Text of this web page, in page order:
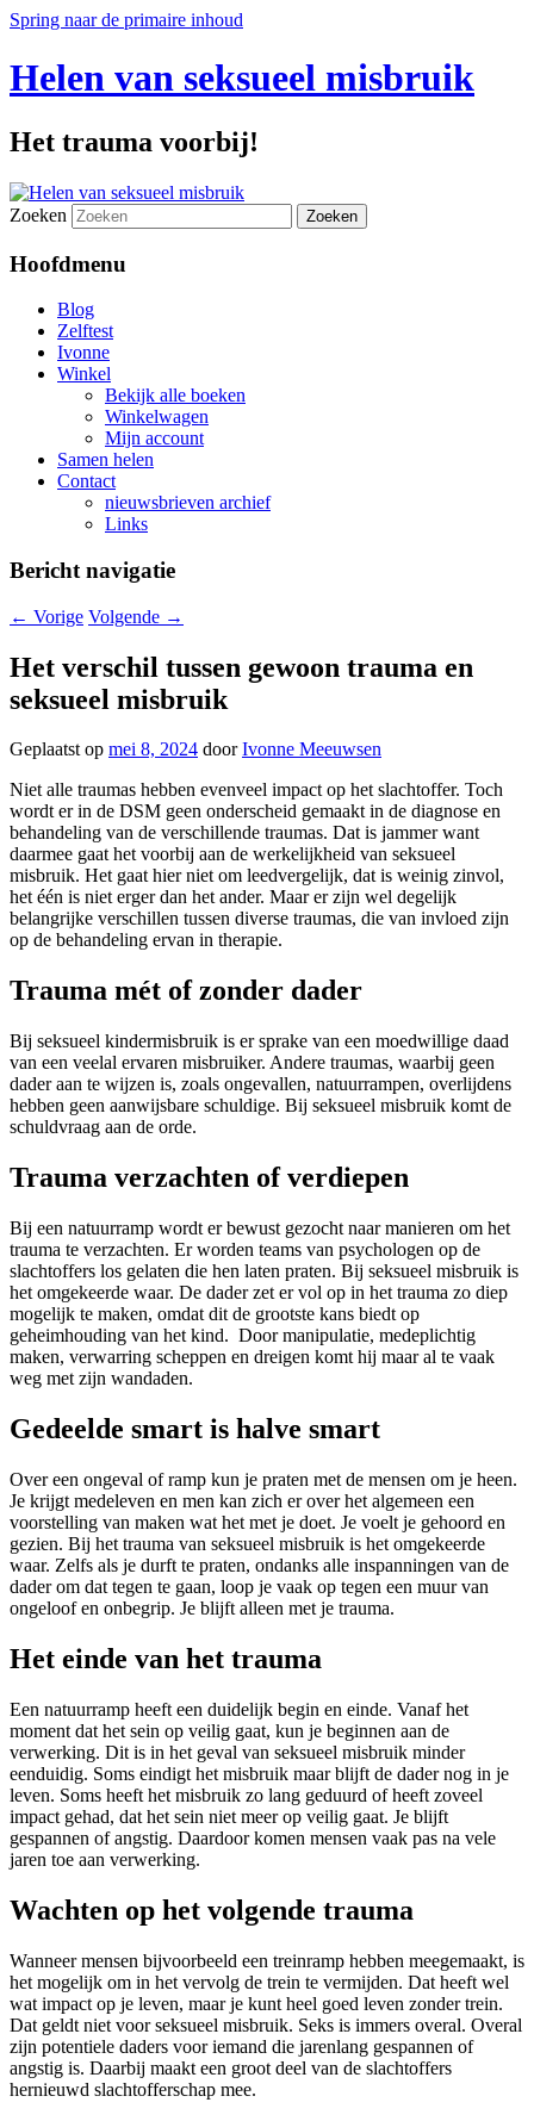
Spring naar de primaire inhoud
Helen van seksueel misbruik
Het trauma voorbij!
Zoeken
Hoofdmenu
Blog
Zelftest
Ivonne
Winkel
Bekijk alle boeken
Winkelwagen
Mijn account
Samen helen
Contact
nieuwsbrieven archief
Links
Bericht navigatie
← Vorige Volgende →
Het verschil tussen gewoon trauma en
seksueel misbruik
Geplaatst op mei 8, 2024 doorIvonne Meeuwsen
Niet alle traumas hebben evenveel impact op het slachtoffer. Toch
wordt er in de DSM geen onderscheid gemaakt in de diagnose en
behandeling van de verschillende traumas. Dat is jammer want
daarmee gaat het voorbij aan de werkelijkheid van seksueel
misbruik. Het gaat hier niet om leedvergelijk, dat is weinig zinvol,
het één is niet erger dan het ander. Maar er zijn wel degelijk
belangrijke verschillen tussen diverse traumas, die van invloed zijn
op de behandeling ervan in therapie.
Trauma mét of zonder dader
Bij seksueel kindermisbruik is er sprake van een moedwillige daad
van een veelal ervaren misbruiker. Andere traumas, waarbij geen
dader aan te wijzen is, zoals ongevallen, natuurrampen, overlijdens
hebben geen aanwijsbare schuldige. Bij seksueel misbruik komt de
schuldvraag aan de orde.
Trauma verzachten of verdiepen
Bij een natuurramp wordt er bewust gezocht naar manieren om het
trauma te verzachten. Er worden teams van psychologen op de
slachtoffers los gelaten die hen laten praten. Bij seksueel misbruik is
het omgekeerde waar. De dader zet er vol op in het trauma zo diep
mogelijk te maken, omdat dit de grootste kans biedt op
geheimhouding van het kind. Door manipulatie, medeplichtig
maken, verwarring scheppen en dreigen komt hij maar al te vaak
weg met zijn wandaden.
Gedeelde smart is halve smart
Over een ongeval of ramp kun je praten met de mensen om je heen.
Je krijgt medeleven en men kan zich er over het algemeen een
voorstelling van maken wat het met je doet. Je voelt je gehoord en
gezien. Bij het trauma van seksueel misbruik is het omgekeerde
waar. Zelfs als je durft te praten, ondanks alle inspanningen van de
dader om dat tegen te gaan, loop je vaak op tegen een muur van
ongeloof en onbegrip. Je blijft alleen met je trauma.
Het einde van het trauma
Een natuurramp heeft een duidelijk begin en einde. Vanaf het
moment dat het sein op veilig gaat, kun je beginnen aan de
verwerking. Dit is in het geval van seksueel misbruik minder
eenduidig. Soms eindigt het misbruik maar blijft de dader nog in je
leven. Soms heeft het misbruik zo lang geduurd of heeft zoveel
impact gehad, dat het sein niet meer op veilig gaat. Je blijft
gespannen of angstig. Daardoor komen mensen vaak pas na vele
jaren toe aan verwerking.
Wachten op het volgende trauma
Wanneer mensen bijvoorbeeld een treinramp hebben meegemaakt, is
het mogelijk om in het vervolg de trein te vermijden. Dat heeft wel
wat impact op je leven, maar je kunt heel goed leven zonder trein.
Dat geldt niet voor seksueel misbruik. Seks is immers overal. Overal
zijn potentiele daders voor iemand die jarenlang gespannen of
angstig is. Daarbij maakt een groot deel van de slachtoffers
hernieuwd slachtofferschap mee.